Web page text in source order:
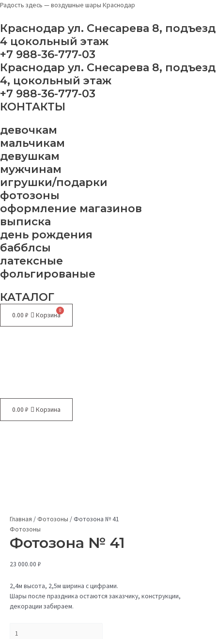
Перейти
содержимому
Радость здесь — воздушные шары Краснодар
Краснодар ул. Снесарева 8, подъезд
4 цокольный этаж
+7 988-36-777-03
Краснодар ул. Снесарева 8, подъезд
4, цокольный этаж
+7 988-36-777-03
КОНТАКТЫ
девочкам
мальчикам
девушкам
мужчинам
игрушки/подарки
фотозоны
оформление магазинов
выписка
день рождения
бабблсы
латексные
фольгированые
КАТАЛОГ
0.00 ₽ Корзина
0.00 ₽ Корзина
Главная /Фотозоны /Фотозона № 41
Фотозоны
Фотозона № 41
23 000.00 ₽
2,4м высота, 2,5м ширина с цифрами.
Шары после праздника остаются заказчику, конструкции,
декорации забираем.
Фотозона
41
quantity